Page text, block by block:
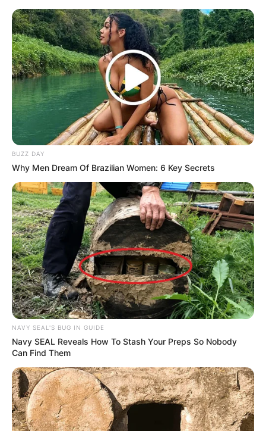
LIHAT ARTIKEL LAINNYA
BUZZ DAY
Why Men Dream Of Brazilian Women: 6 Key Secrets
NAVY SEAL'S BUG IN GUIDE
Navy SEAL Reveals How To Stash Your Preps So Nobody
Can Find Them